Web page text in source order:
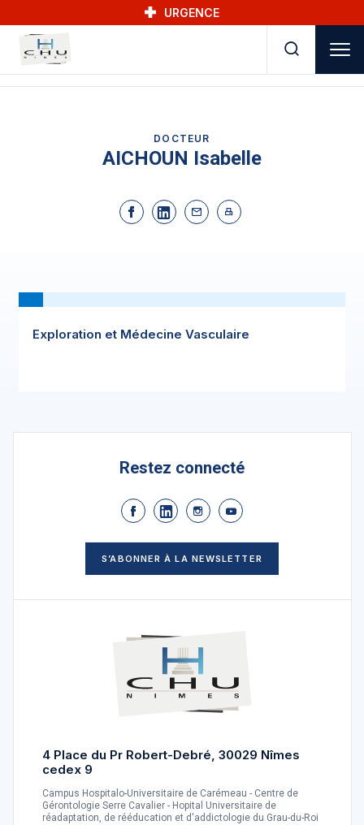
URGENCE
DOCTEUR
AICHOUN Isabelle
Exploration et Médecine Vasculaire
Restez connecté
S’ABONNER À LA NEWSLETTER
4 Place du Pr Robert-Debré, 30029 Nîmes
cedex 9
Campus Hospitalo-Universitaire de Carémeau - Centre de
Gérontologie Serre Cavalier - Hopital Universitaire de
réadaptation, de rééducation et d'addictologie du Grau-du-Roi